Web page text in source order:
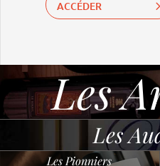
ACCÉDER
Les
Les
Les Pionniers